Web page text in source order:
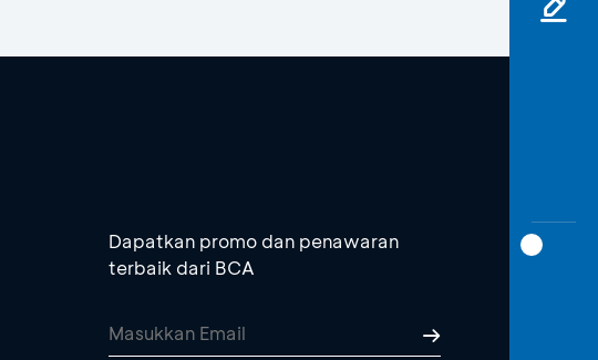
Dapatkan promo dan penawaran
terbaik dari BCA